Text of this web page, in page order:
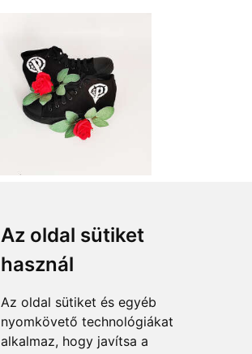
Az oldal sütiket
használ
Az oldal sütiket és egyéb
nyomkövető technológiákat
alkalmaz, hogy javítsa a
Accepted payment methods